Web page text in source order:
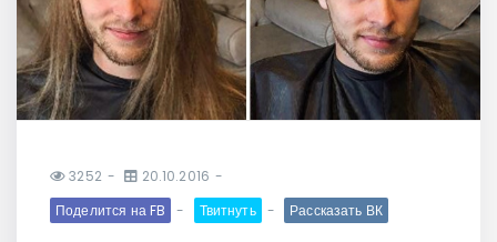
3252
20.10.2016
Поделится на FB
Твитнуть Рассказать ВК